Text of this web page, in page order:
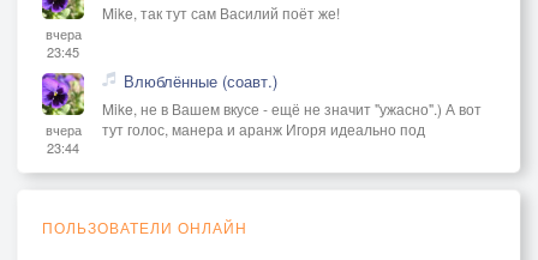
вчера
23:45
Mike, так тут сам Василий поёт же!
вчера
23:44
Влюблённые (соавт.)
Mike, не в Вашем вкусе - ещё не значит "ужасно".) А вот
тут голос, манера и аранж Игоря идеально под
ПОЛЬЗОВАТЕЛИ ОНЛАЙН